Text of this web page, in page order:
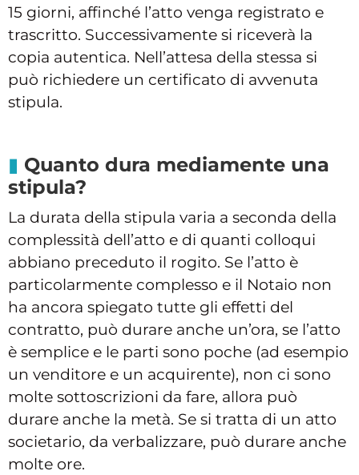
15 giorni, affinché l’atto venga registrato e
trascritto. Successivamente si riceverà la
copia autentica. Nell’attesa della stessa si
può richiedere un certificato di avvenuta
stipula.
Quanto dura mediamente una
stipula?
La durata della stipula varia a seconda della
complessità dell’atto e di quanti colloqui
abbiano preceduto il rogito. Se l’atto è
particolarmente complesso e il Notaio non
ha ancora spiegato tutte gli effetti del
contratto, può durare anche un’ora, se l’atto
è semplice e le parti sono poche (ad esempio
un venditore e un acquirente), non ci sono
molte sottoscrizioni da fare, allora può
durare anche la metà. Se si tratta di un atto
societario, da verbalizzare, può durare anche
molte ore.